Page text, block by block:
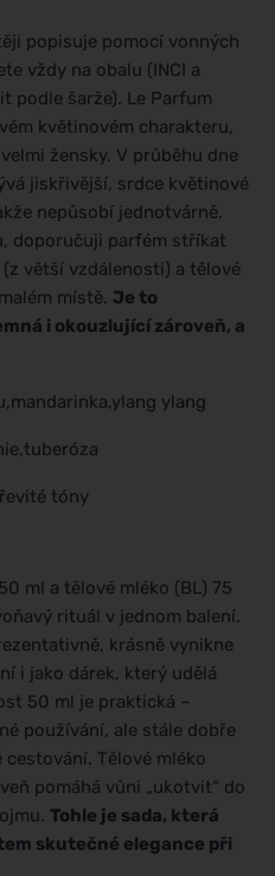
popisuje pomocí vonných
vždy na obalu (INCI a
podle šarže). Le Parfum
květinovém charakteru,
žensky. V průběhu dne
jiskřivější, srdce květinové
nepůsobí jednotvárně.
doporučuji parfém stříkat
větší vzdálenosti) a tělové
místě. Je to
i okouzlující zároveň, a
ylang
tóny
ml a tělové mléko (BL) 75
rituál v jednom balení.
krásně vynikne
i jako dárek, který udělá
50 ml je praktická –
používání, ale stále dobře
Tělové mléko
pomáhá vůni „ukotvit“ do
Tohle je sada, která
skutečné elegance při